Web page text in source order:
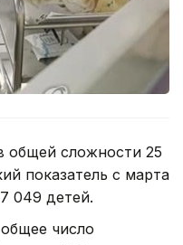
общей сложности 25
показатель с марта
049 детей.
число